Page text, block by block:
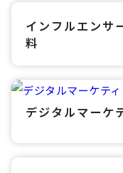
インフルエンサ
料
デジタルマーケ